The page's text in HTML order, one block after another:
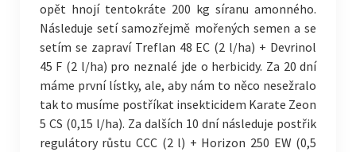
opět hnojí tentokráte 200 kg síranu amonného.
Následuje setí samozřejmě mořených semen a se
setím se zapraví Treflan 48 EC (2 l/ha) + Devrinol
45 F (2 l/ha) pro neznalé jde o herbicidy. Za 20 dní
máme první lístky, ale, aby nám to něco nesežralo
tak to musíme postříkat insekticidem Karate Zeon
5 CS (0,15 l/ha). Za dalších 10 dní následuje postřik
regulátory růstu CCC (2 l) + Horizon 250 EW (0,5